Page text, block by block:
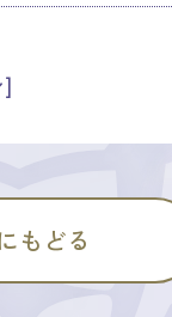
]
もどる